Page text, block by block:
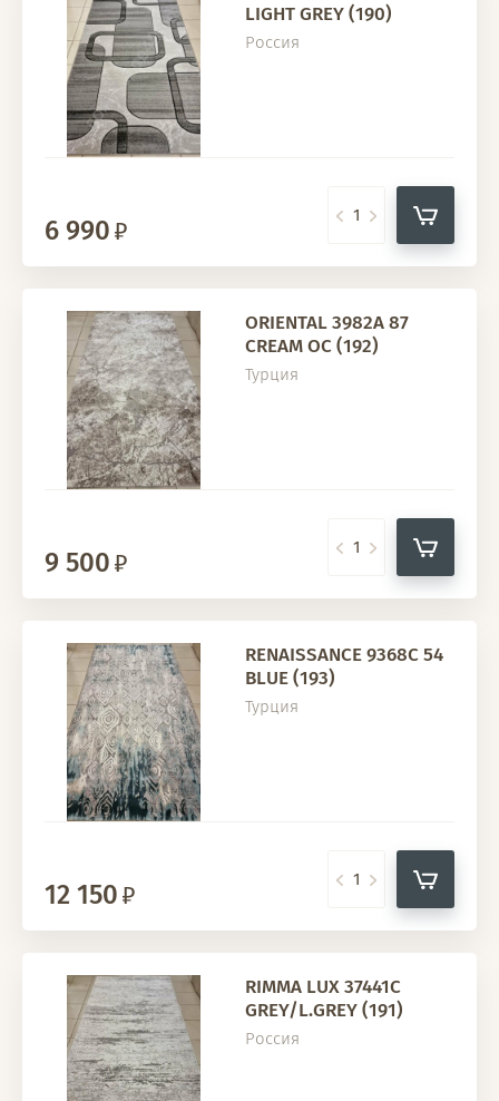
LIGHT GREY (190)
Россия
6 990
ORIENTAL 3982A 87
CREAM OC (192)
Турция
9 500
RENAISSANCE 9368C 54
BLUE (193)
Турция
12 150
RIMMA LUX 37441C
GREY/L.GREY (191)
Россия